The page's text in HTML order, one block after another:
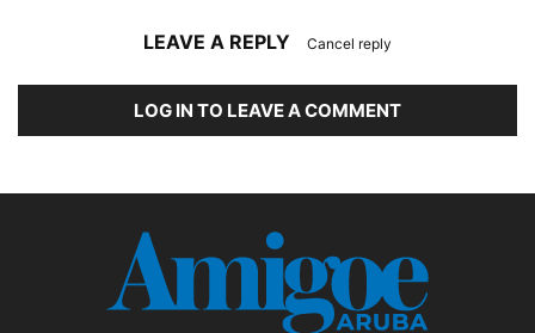
LEAVE A REPLY Cancel reply
LOG IN TO LEAVE A COMMENT